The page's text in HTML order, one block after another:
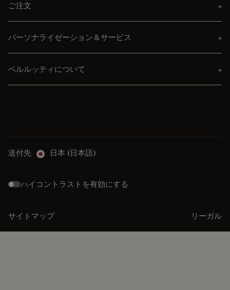
ご注文
パーソナライゼーション＆サービス
ベルルッティについて
送付先 日本 (日本語)
ハイコントラストを有効にする
サイトマップ リーガル